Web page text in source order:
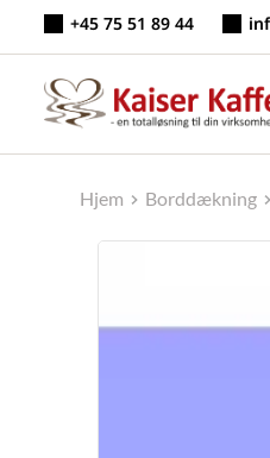
indhold
+45 75 51 89 44
Hjem Borddækning